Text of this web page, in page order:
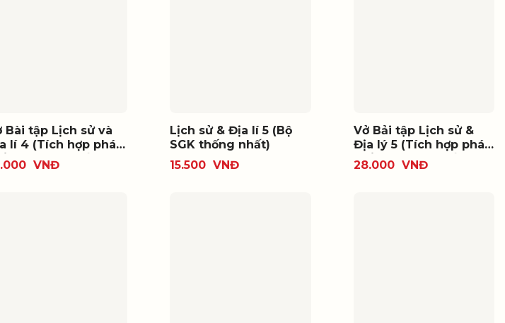
Bài tập Lịch sử và
hợp phát
năng lực số)
VNĐ
Lịch sử & Địa lí 5 (Bộ
SGK thống nhất)
15.500 VNĐ
Vở Bải tập Lịch sử &
Địa lý 5 (Tích hợp phát
triển năng lực số)
28.000 VNĐ